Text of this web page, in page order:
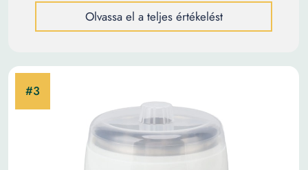
Olvassa el a teljes értékelést